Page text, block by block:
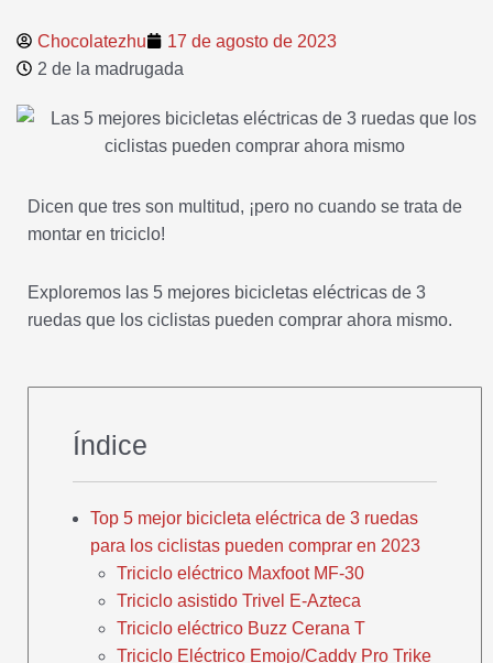
Chocolatezhu
17 de agosto de 2023
2 de la madrugada
Dicen que tres son multitud, ¡pero no cuando se trata de
montar en triciclo!
Exploremos las 5 mejores bicicletas eléctricas de 3
ruedas que los ciclistas pueden comprar ahora mismo.
Índice
Top 5 mejor bicicleta eléctrica de 3 ruedas
para los ciclistas pueden comprar en 2023
Triciclo eléctrico Maxfoot MF-30
Triciclo asistido Trivel E-Azteca
Triciclo eléctrico Buzz Cerana T
Triciclo Eléctrico Emojo/Caddy Pro Trike